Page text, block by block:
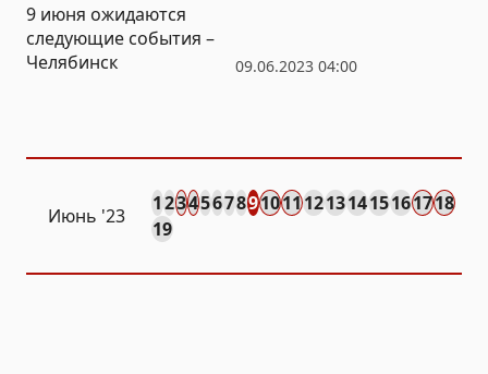
09.06.2023 04:00
9 июня ожидаются
следующие события –
Челябинск
Июнь '23
123456789101112131415161718
19